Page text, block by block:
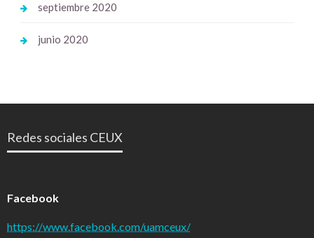
septiembre 2020
junio 2020
Redes sociales CEUX
Facebook
https://www.facebook.com/uamceux/